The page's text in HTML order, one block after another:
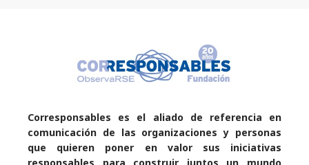
Corresponsables es el aliado de referencia en
comunicación de las organizaciones y personas
que quieren poner en valor sus iniciativas